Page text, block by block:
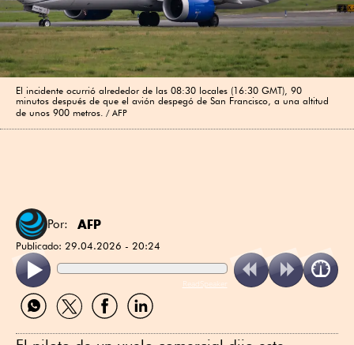
El incidente ocurrió alrededor de las 08:30 locales (16:30 GMT), 90
minutos después de que el avión despegó de San Francisco, a una altitud
de unos 900 metros.
AFP
Por: AFP
Publicado: 29.04.2026 - 20:24
ReadSpeaker
Compartir
por
Compartir
por
Compartir
por
Compartir
por